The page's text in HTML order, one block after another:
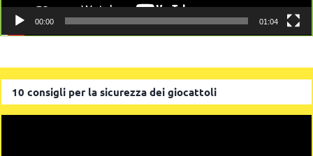
00:00 01:04
10 consigli per la sicurezza dei giocattoli